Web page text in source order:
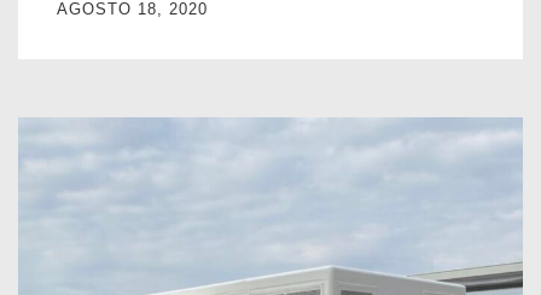
AGOSTO 18, 2020